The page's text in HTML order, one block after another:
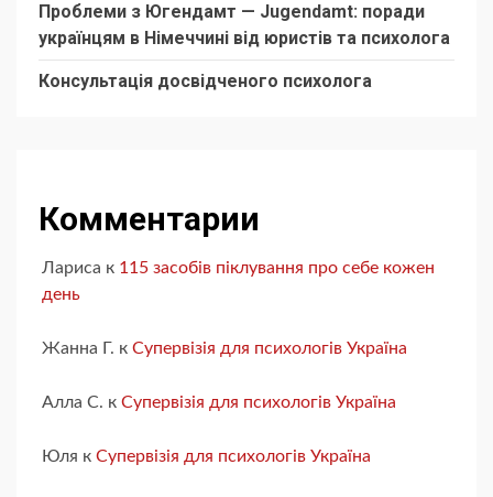
Проблеми з Югендамт — Jugendamt: поради
українцям в Німеччині від юристів та психолога
Консультація досвідченого психолога
Комментарии
Лариса к 115 засобів піклування про себе кожен
день
Жанна Г. к Супервізія для психологів Україна
Алла С. к Супервізія для психологів Україна
Юля к Супервізія для психологів Україна